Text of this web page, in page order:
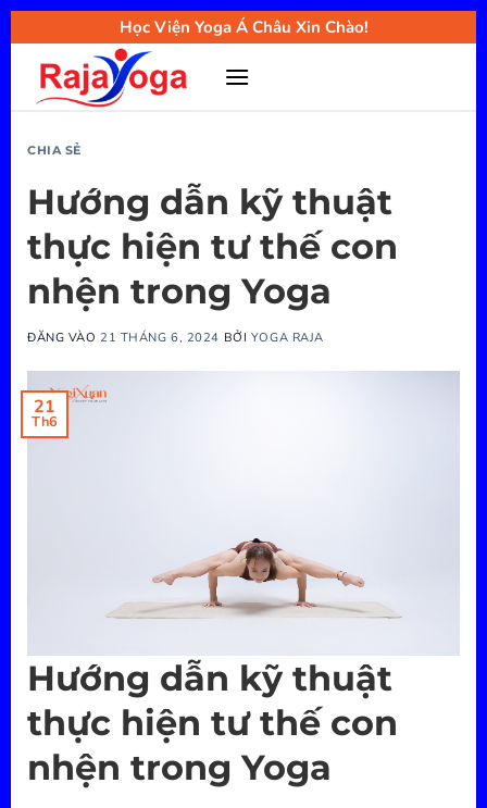
Bỏ
qua
nội
Học Viện Yoga Á Châu Xin Chào!
CHIA SẺ
Hướng dẫn kỹ thuật
thực hiện tư thế con
nhện trong Yoga
ĐĂNG VÀO 21 THÁNG 6, 2024 BỞI YOGA RAJA
21
Th6
Hướng dẫn kỹ thuật
thực hiện tư thế con
nhện trong Yoga